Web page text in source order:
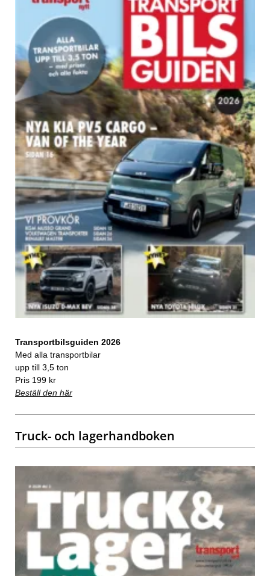
Transportbilsguiden 2026
Med alla transportbilar
upp till 3,5 ton
Pris 199 kr
Beställ den här
Truck- och lagerhandboken